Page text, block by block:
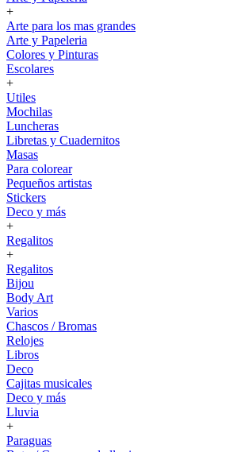
+
Arte para los mas grandes
Arte y Papeleria
Colores y Pinturas
Escolares
+
Utiles
Mochilas
Luncheras
Libretas y Cuadernitos
Masas
Para colorear
Pequeños artistas
Stickers
Deco y más
+
Regalitos
+
Regalitos
Bijou
Body Art
Varios
Chascos / Bromas
Relojes
Libros
Deco
Cajitas musicales
Deco y más
Lluvia
+
Paraguas